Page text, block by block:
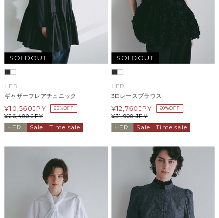
SOLDOUT
HER.
ギャザーフレアチュニック
¥26,400 JPY
¥10,560JPY 60%OFF
HER. Sale Time sale
SOLDOUT
HER.
3Dレースブラウス
¥31,900 JPY
¥12,760JPY 60%OFF
HER. Sale Time sale